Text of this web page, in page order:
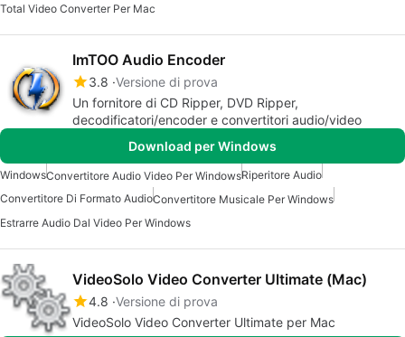
Total Video Converter Per Mac
ImTOO Audio Encoder
3.8 Versione di prova
Un fornitore di CD Ripper, DVD Ripper,
decodificatori/encoder e convertitori audio/video
Download per Windows
WindowsConvertitore Audio Video Per WindowsRiperitore Audio
Convertitore Di Formato AudioConvertitore Musicale Per Windows
Estrarre Audio Dal Video Per Windows
VideoSolo Video Converter Ultimate (Mac)
4.8 Versione di prova
VideoSolo Video Converter Ultimate per Mac